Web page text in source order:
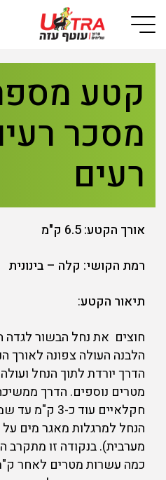
with a small screen
מסכר
רעים
אורך הקטע: 6.5 ק"מ
רמת הקושי: קלה – בינונית
תיאור הקטע:
חוצים את נחל הבשור לגדה
מטרים נוספים. הדרך
חקלאיים עוד
הנחל למרגלות מאגר מים
מערבית). בנקודה זו מתקרב